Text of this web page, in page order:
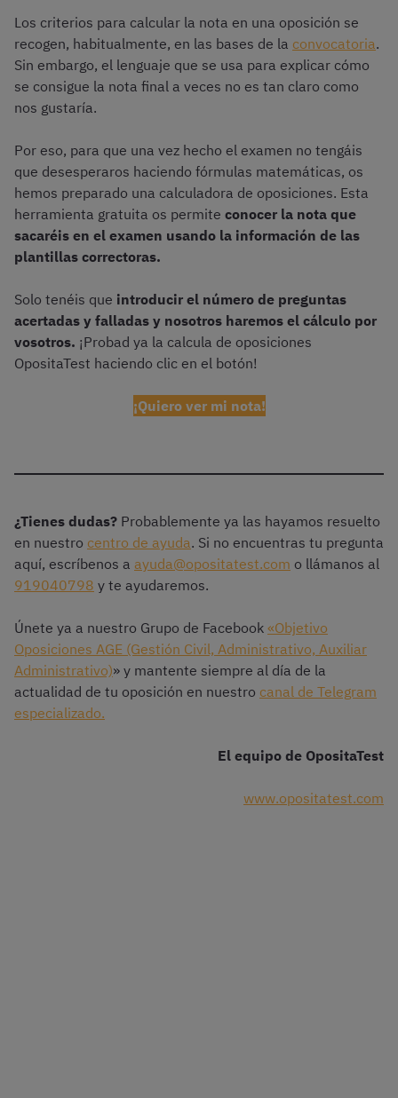
Los criterios para calcular la nota en una oposición se
recogen, habitualmente, en las bases de la convocatoria.
Sin embargo, el lenguaje que se usa para explicar cómo
se consigue la nota final a veces no es tan claro como
nos gustaría.
Por eso, para que una vez hecho el examen no tengáis
que desesperaros haciendo fórmulas matemáticas, os
hemos preparado una calculadora de oposiciones. Esta
herramienta gratuita os permite conocer la nota que
sacaréis en el examen usando la información de las
plantillas correctoras.
Solo tenéis que introducir el número de preguntas
acertadas y falladas y nosotros haremos el cálculo por
vosotros. ¡Probad ya la calcula de oposiciones
OpositaTest haciendo clic en el botón!
¡Quiero ver mi nota!
¿Tienes dudas? Probablemente ya las hayamos resuelto
en nuestro centro de ayuda. Si no encuentras tu pregunta
aquí, escríbenos a ayuda@opositatest.com o llámanos al
919040798 y te ayudaremos.
Únete ya a nuestro Grupo de Facebook «Objetivo
Oposiciones AGE (Gestión Civil, Administrativo, Auxiliar
Administrativo)» y mantente siempre al día de la
actualidad de tu oposición en nuestro canal de Telegram
especializado.
El equipo de OpositaTest
www.opositatest.com